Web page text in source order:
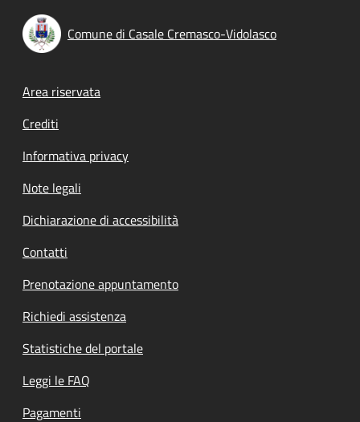
Comune di Casale Cremasco-Vidolasco
Footer menu
Area riservata
Crediti
Informativa privacy
Note legali
Dichiarazione di accessibilità
Contatti
Prenotazione appuntamento
Richiedi assistenza
Statistiche del portale
Leggi le FAQ
Pagamenti